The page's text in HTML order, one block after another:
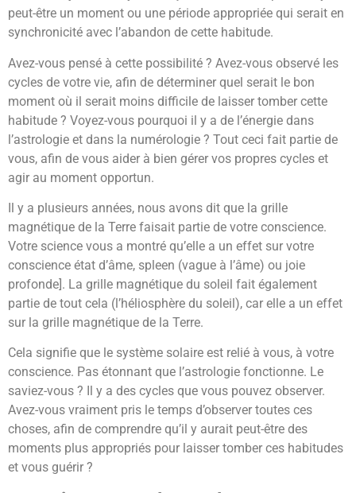
peut-être un moment ou une période appropriée qui serait en
synchronicité avec l’abandon de cette habitude.
Avez-vous pensé à cette possibilité ? Avez-vous observé les
cycles de votre vie, afin de déterminer quel serait le bon
moment où il serait moins difficile de laisser tomber cette
habitude ? Voyez-vous pourquoi il y a de l’énergie dans
l’astrologie et dans la numérologie ? Tout ceci fait partie de
vous, afin de vous aider à bien gérer vos propres cycles et
agir au moment opportun.
Il y a plusieurs années, nous avons dit que la grille
magnétique de la Terre faisait partie de votre conscience.
Votre science vous a montré qu’elle a un effet sur votre
conscience état d’âme, spleen (vague à l’âme) ou joie
profonde]. La grille magnétique du soleil fait également
partie de tout cela (l’héliosphère du soleil), car elle a un effet
sur la grille magnétique de la Terre.
Cela signifie que le système solaire est relié à vous, à votre
conscience. Pas étonnant que l’astrologie fonctionne. Le
saviez-vous ? Il y a des cycles que vous pouvez observer.
Avez-vous vraiment pris le temps d’observer toutes ces
choses, afin de comprendre qu’il y aurait peut-être des
moments plus appropriés pour laisser tomber ces habitudes
et vous guérir ?